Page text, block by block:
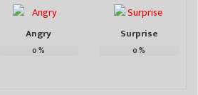
Angry
0%
Surprise
0%